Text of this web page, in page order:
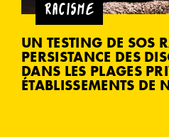
RACISME
UN TESTING DE SOS
PERSISTANCE DES
DANS LES PLAGES
ÉTABLISSEMENTS DE